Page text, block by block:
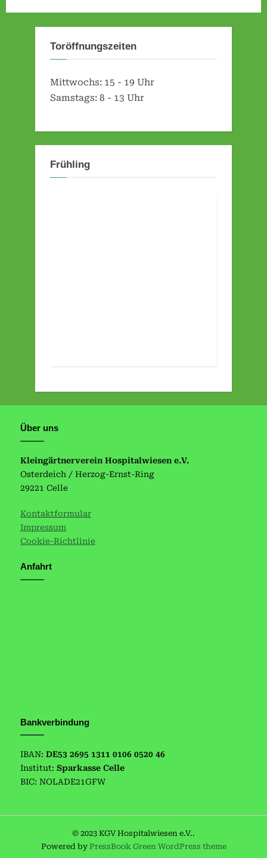
s
e
Toröffnungszeiten
Mittwochs: 15 - 19 Uhr
Samstags: 8 - 13 Uhr
Frühling
Über uns
Kleingärtnerverein Hospitalwiesen e.V.
Osterdeich / Herzog-Ernst-Ring
29221 Celle
Kontaktformular
Impressum
Cookie-Richtlinie
Anfahrt
Bankverbindung
IBAN: DE53 2695 1311 0106 0520 46
Institut: Sparkasse Celle
BIC: NOLADE21GFW
© 2023 KGV Hospitalwiesen e.V..
Powered by PressBook Green WordPress theme